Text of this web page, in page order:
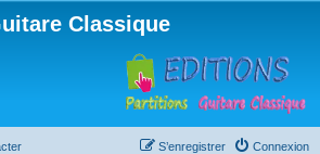
Classique
Connexion
S’enregistrer